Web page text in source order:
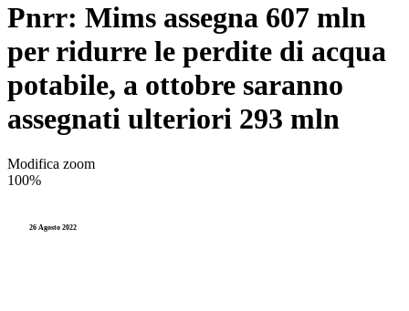
Pnrr: Mims assegna 607 mln
per ridurre le perdite di acqua
potabile, a ottobre saranno
assegnati ulteriori 293 mln
Modifica zoom
100%
26 Agosto 2022